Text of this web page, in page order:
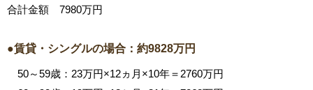
合計金額 7980万円
●賃貸・シングルの場合：約9828万円
50～59歳：23万円×12ヵ月×10年＝2760万円